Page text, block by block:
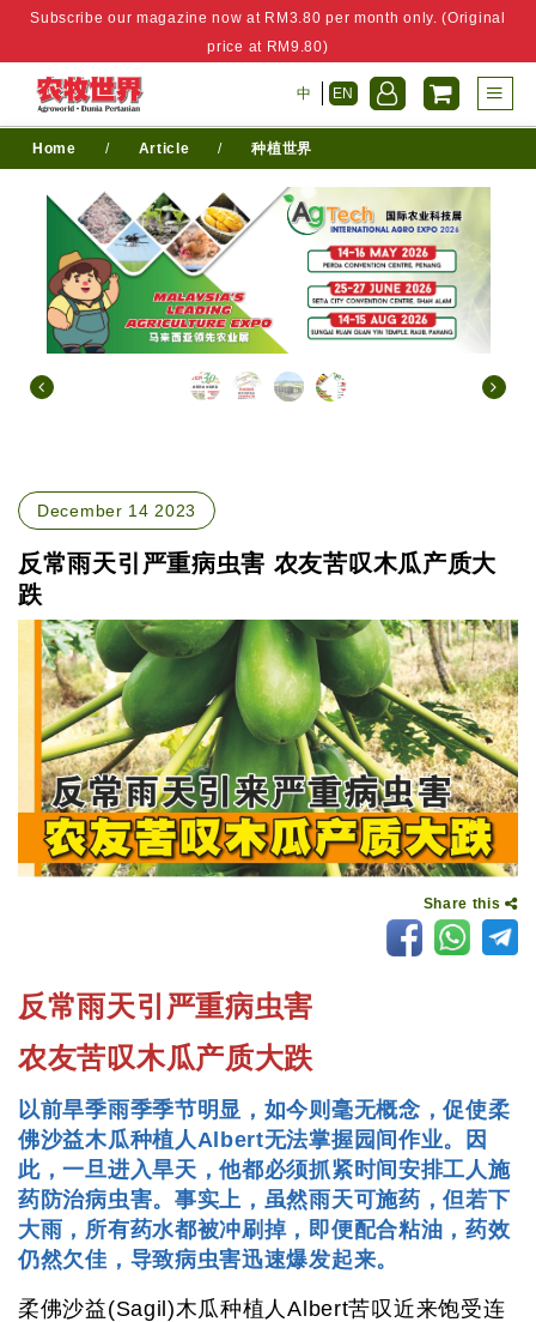
Subscribe our magazine now at RM3.80 per month only. (Original
price at RM9.80)
中 EN
Home / Article / 种植世界
December 14 2023
反常雨天引严重病虫害 农友苦叹木瓜产质大
跌
Share this
反常雨天引严重病虫害
农友苦叹木瓜产质大跌
以前旱季雨季季节明显，如今则毫无概念，促使柔
佛沙益木瓜种植人Albert无法掌握园间作业。因
此，一旦进入旱天，他都必须抓紧时间安排工人施
药防治病虫害。事实上，虽然雨天可施药，但若下
大雨，所有药水都被冲刷掉，即便配合粘油，药效
仍然欠佳，导致病虫害迅速爆发起来。
柔佛沙益(Sagil)木瓜种植人Albert苦叹近来饱受连